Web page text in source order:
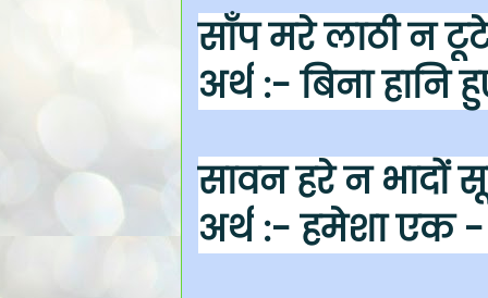
साँप मरे लाठी न
अर्थ :- बिना हानि
सावन हरे न भादों
अर्थ :- हमेशा एक -